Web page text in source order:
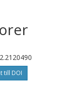
till DOI